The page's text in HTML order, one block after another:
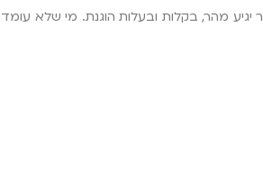
מהר, בקלות ובעלות הוגנת. מי שלא עומד